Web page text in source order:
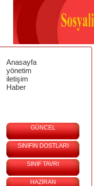
Anasayfa
yönetim
iletişim
Haber
GÜNCEL
SINIFIN DOSTLARI
SINIF TAVRI
HAZİRAN